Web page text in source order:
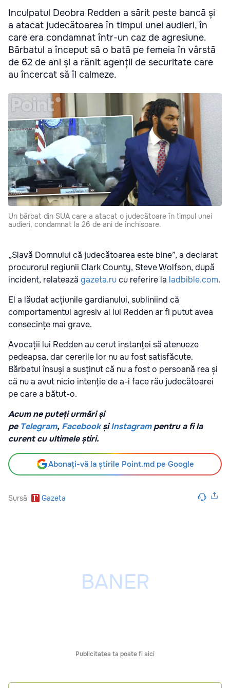
Inculpatul Deobra Redden a sărit peste bancă și
a atacat judecătoarea în timpul unei audieri, în
care era condamnat într-un caz de agresiune.
Bărbatul a început să o bată pe femeia în vârstă
de 62 de ani și a rănit agenții de securitate care
au încercat să îl calmeze.
Un bărbat din SUA care a atacat o judecătoare în timpul unei
audieri, condamnat la 26 de ani de închisoare.
„Slavă Domnului că judecătoarea este bine”, a declarat
procurorul regiunii Clark County, Steve Wolfson, după
incident, relatează gazeta.rucu referire la ladbible.com.
El a lăudat acțiunile gardianului, subliniind că
comportamentul agresiv al lui Redden ar fi putut avea
consecințe mai grave.
Avocații lui Redden au cerut instanței să atenueze
pedeapsa, dar cererile lor nu au fost satisfăcute.
Bărbatul însuși a susținut că nu a fost o persoană rea și
că nu a avut nicio intenție de a-i face rău judecătoarei
pe care a bătut-o.
Acum ne puteți urmări și
pe Telegram, Facebook șiInstagrampentru a fi la
curent cu ultimele știri.
Abonați-vă la știrile Point.md pe Google
Sursă Gazeta
Publicitatea ta poate fi aici